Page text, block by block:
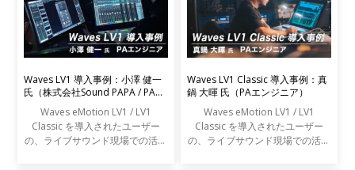
Waves LV1 導入事例：小澤 健一
氏（株式会社Sound PAPA / PAエ
Waves eMotion LV1 / LV1
Classic を導入されたユーザー
の、ライブサウンド現場での活用
Waves LV1 Classic 導入事例：真
鍋 大暉 氏（PAエンジニア）
Waves eMotion LV1 / LV1
Classic を導入されたユーザー
の、ライブサウンド現場での活用